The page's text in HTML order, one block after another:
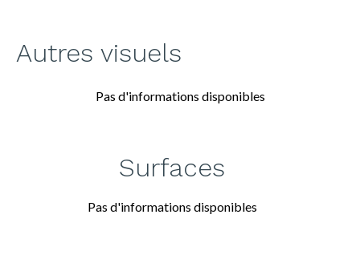
Autres visuels
Pas d'informations disponibles
Surfaces
Pas d'informations disponibles